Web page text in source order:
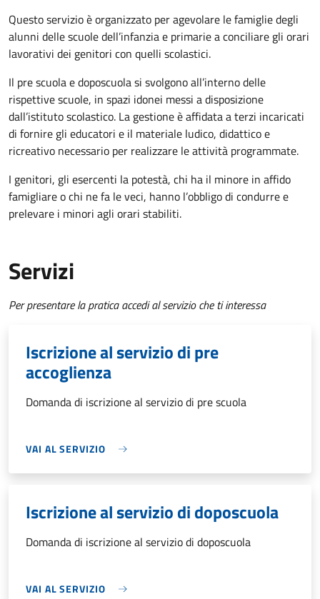
Questo servizio è organizzato per agevolare le famiglie degli
alunni delle scuole dell’infanzia e primarie a conciliare gli orari
lavorativi dei genitori con quelli scolastici.
Il pre scuola e doposcuola si svolgono all’interno delle
rispettive scuole, in spazi idonei messi a disposizione
dall’istituto scolastico. La gestione è affidata a terzi incaricati
di fornire gli educatori e il materiale ludico, didattico e
ricreativo necessario per realizzare le attività programmate.
I genitori, gli esercenti la potestà, chi ha il minore in affido
famigliare o chi ne fa le veci, hanno l’obbligo di condurre e
prelevare i minori agli orari stabiliti.
Servizi
Per presentare la pratica accedi al servizio che ti interessa
Iscrizione al servizio di pre
accoglienza
Domanda di iscrizione al servizio di pre scuola
VAI AL SERVIZIO
Iscrizione al servizio di doposcuola
Domanda di iscrizione al servizio di doposcuola
VAI AL SERVIZIO